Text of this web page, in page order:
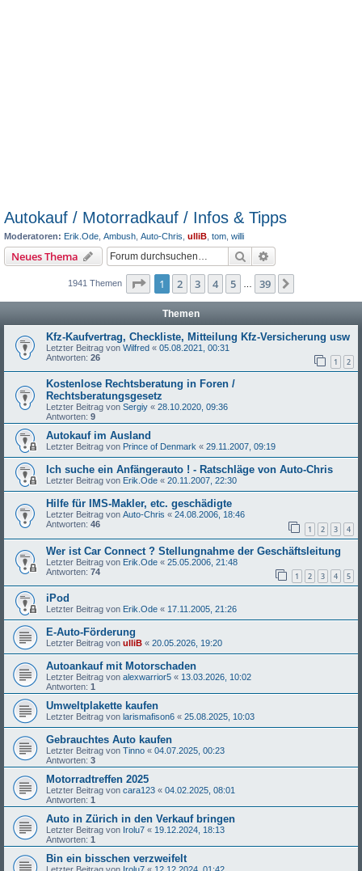
Autokauf / Motorradkauf / Infos & Tipps
Moderatoren: Erik.Ode Ambush Auto-Chris ulliB tom willi
Neues Thema Suche
1941 Themen Seite 1von 39
1 2 3 4 5 39
Themen
Kfz-Kaufvertrag, Checkliste, Mitteilung Kfz-Versicherung usw
Letzter Beitrag von Wilfred « 05.08.2021, 00:31
Antworten: 26 1 2
Kostenlose Rechtsberatung in Foren /
Rechtsberatungsgesetz
Letzter Beitrag von Sergiy « 28.10.2020, 09:36
Antworten: 9
Autokauf im Ausland
Letzter Beitrag von Prince of Denmark « 29.11.2007, 09:19
Ich suche ein Anfängerauto ! - Ratschläge von Auto-Chris
Letzter Beitrag von Erik.Ode « 20.11.2007, 22:30
Hilfe für IMS-Makler, etc. geschädigte
Letzter Beitrag von Auto-Chris « 24.08.2006, 18:46
Antworten: 46 1 2 3 4
Wer ist Car Connect ? Stellungnahme der Geschäftsleitung
Letzter Beitrag von Erik.Ode « 25.05.2006, 21:48
Antworten: 74 1 2 3 4 5
iPod
Letzter Beitrag von Erik.Ode « 17.11.2005, 21:26
E-Auto-Förderung
Letzter Beitrag von ulliB « 20.05.2026, 19:20
Autoankauf mit Motorschaden
Letzter Beitrag von alexwarrior5 « 13.03.2026, 10:02
Antworten: 1
Umweltplakette kaufen
Letzter Beitrag von larismafison6 « 25.08.2025, 10:03
Gebrauchtes Auto kaufen
Letzter Beitrag von Tinno « 04.07.2025, 00:23
Antworten: 3
Motorradtreffen 2025
Letzter Beitrag von cara123 « 04.02.2025, 08:01
Antworten: 1
Auto in Zürich in den Verkauf bringen
Letzter Beitrag von Irolu7 « 19.12.2024, 18:13
Antworten: 1
Bin ein bisschen verzweifelt